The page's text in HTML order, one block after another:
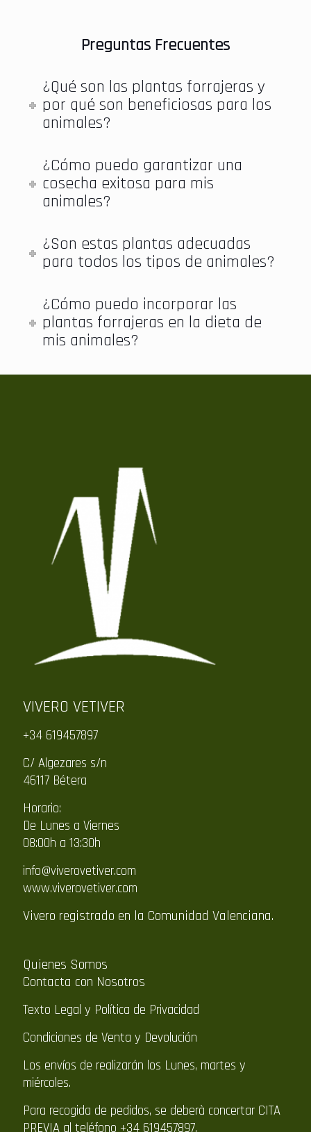
Preguntas Frecuentes
¿Qué son las plantas forrajeras y
por qué son beneficiosas para los
animales?
¿Cómo puedo garantizar una
cosecha exitosa para mis
animales?
¿Son estas plantas adecuadas
para todos los tipos de animales?
¿Cómo puedo incorporar las
plantas forrajeras en la dieta de
mis animales?
VIVERO VETIVER
+34 619457897
C/ Algezares s/n
46117 Bétera
Horario:
De Lunes a Viernes
08:00h a 13:30h
info@viverovetiver.com
www.viverovetiver.com
Vivero registrado en la Comunidad Valenciana.
Quienes Somos
Contacta con Nosotros
Texto Legal y Política de Privacidad
Condiciones de Venta y Devolución
Los envíos de realizarán los Lunes, martes y
miércoles.
Para recogida de pedidos, se deberà concertar CITA
PREVIA al teléfono +34 619457897.